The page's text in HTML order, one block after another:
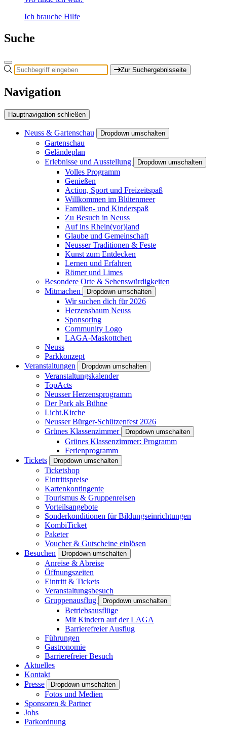
Ich brauche Hilfe
Suche
Zur Suchergebnisseite
Navigation
Hauptnavigation schließen
Neuss & Gartenschau Dropdown umschalten
Gartenschau
Geländeplan
Erlebnisse und Ausstellung
Dropdown umschalten
Volles Programm
Genießen
Action, Sport und Freizeitspaß
Willkommen im Blütenmeer
Familien- und Kinderspaß
Zu Besuch in Neuss
Auf ins Rhein(vor)land
Glaube und Gemeinschaft
Neusser Traditionen & Feste
Kunst zum Entdecken
Lernen und Erfahren
Römer und Limes
Besondere Orte & Sehenswürdigkeiten
Mitmachen
Dropdown umschalten
Wir suchen dich für 2026
Herzensbaum Neuss
Sponsoring
Community Logo
LAGA-Maskottchen
Neuss
Parkkonzept
Veranstaltungen
Dropdown umschalten
Veranstaltungskalender
TopActs
Neusser Herzensprogramm
Der Park als Bühne
Licht.Kirche
Neusser Bürger-Schützenfest 2026
Grünes Klassenzimmer
Dropdown umschalten
Grünes Klassenzimmer: Programm
Ferienprogramm
Tickets
Dropdown umschalten
Ticketshop
Eintrittspreise
Kartenkontingente
Tourismus & Gruppenreisen
Vorteilsangebote
Sonderkonditionen für Bildungseinrichtungen
KombiTicket
Paketer
Voucher & Gutscheine einlösen
Besuchen
Dropdown umschalten
Anreise & Abreise
Öffnungszeiten
Eintritt & Tickets
Veranstaltungsbesuch
Gruppenausflug
Dropdown umschalten
Betriebsausflüge
Mit Kindern auf der LAGA
Barrierefreier Ausflug
Führungen
Gastronomie
Barrierefreier Besuch
Aktuelles
Kontakt
Presse
Dropdown umschalten
Fotos und Medien
Sponsoren & Partner
Jobs
Parkordnung